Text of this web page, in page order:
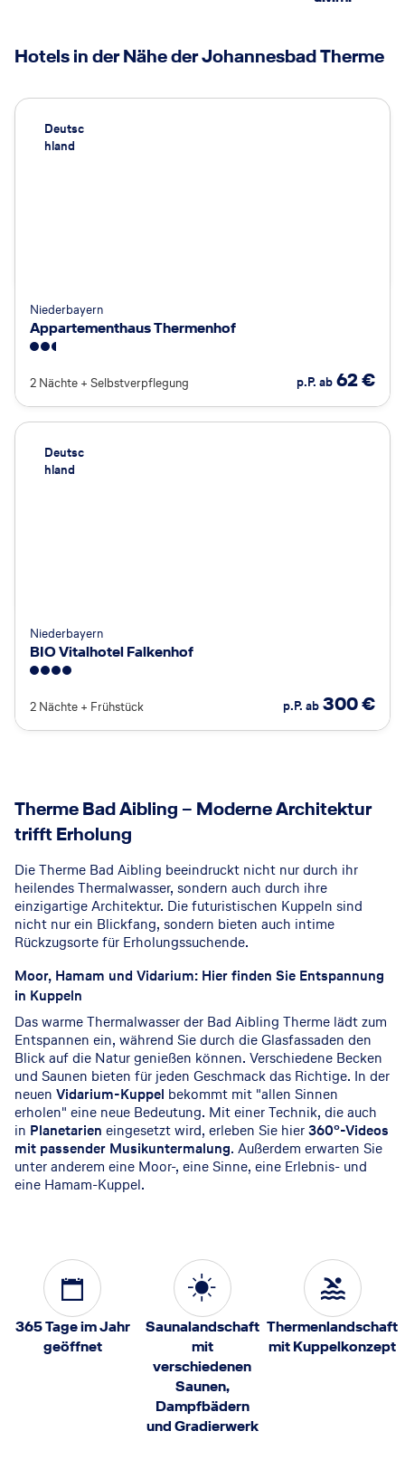
Hotels in der Nähe der Johannesbad Therme
Deutsc
hland
Niederbayern
Appartementhaus Thermenhof
2 Nächte + Selbstverpflegung p.P. ab 62€
Deutsc
hland
Niederbayern
BIO Vitalhotel Falkenhof
2 Nächte + Frühstück p.P. ab 300€
Therme Bad Aibling – Moderne Architektur
trifft Erholung
Die Therme Bad Aibling beeindruckt nicht nur durch ihr
heilendes Thermalwasser, sondern auch durch ihre
einzigartige Architektur. Die futuristischen Kuppeln sind
nicht nur ein Blickfang, sondern bieten auch intime
Rückzugsorte für Erholungssuchende.
Moor, Hamam und Vidarium: Hier finden Sie Entspannung
in Kuppeln
Das warme Thermalwasser der Bad Aibling Therme lädt zum
Entspannen ein, während Sie durch die Glasfassaden den
Blick auf die Natur genießen können. Verschiedene Becken
und Saunen bieten für jeden Geschmack das Richtige. In der
neuen Vidarium-Kuppel bekommt mit "allen Sinnen
erholen" eine neue Bedeutung. Mit einer Technik, die auch
in Planetarien eingesetzt wird, erleben Sie hier360°-Videos
mit passender Musikuntermalung. Außerdem erwarten Sie
unter anderem eine Moor-, eine Sinne, eine Erlebnis- und
eine Hamam-Kuppel.
365 Tage im Jahr
geöffnet
Saunalandschaft
mit
verschiedenen
Saunen,
Dampfbädern
und Gradierwerk
Thermenlandschaft
mit Kuppelkonzept